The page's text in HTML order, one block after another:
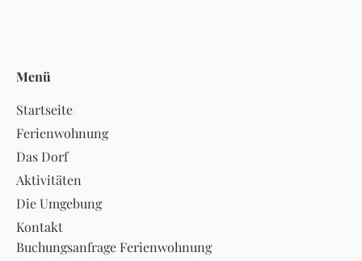
Menü
Startseite
Ferienwohnung
Das Dorf
Aktivitäten
Die Umgebung
Kontakt
Buchungsanfrage Ferienwohnung